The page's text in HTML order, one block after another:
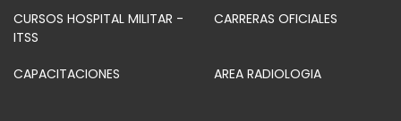
CURSOS HOSPITAL MILITAR -
ITSS
CARRERAS OFICIALES
CAPACITACIONES AREA RADIOLOGIA